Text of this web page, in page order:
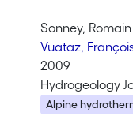
Sonney, Romain
Vuataz,
2009
Hydrogeology
Alpine